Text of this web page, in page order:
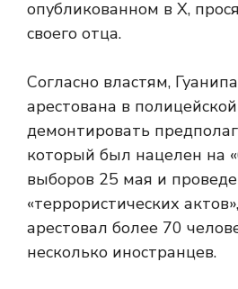
опубликованном в X,
своего отца.
Согласно властям,
арестована в
демонтировать
который был нацелен на
выборов 25 мая и
«террористических
арестовал более 70
несколько иностранцев.